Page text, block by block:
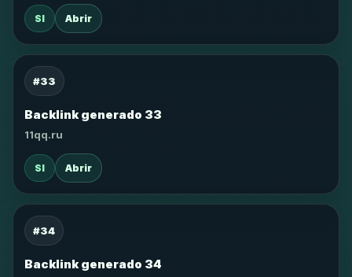
SI Abrir
#33
Backlink generado 33
11qq.ru
SI Abrir
#34
Backlink generado 34